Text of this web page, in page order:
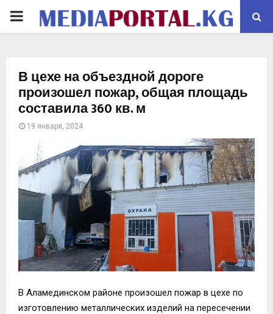
PRIMARY
В цехе на объездной дороге
произошел пожар, общая площадь
составила 360 кв. м
19 января, 2024
В Аламединском районе произошел пожар в цехе по
изготовлению металлических изделий на пересечении